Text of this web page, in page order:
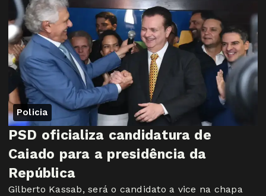
Policia
PSD oficializa candidatura de
Caiado para a presidência da
República
Gilberto Kassab, será o candidato a vice na chapa